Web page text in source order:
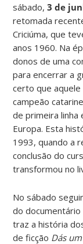
sábado,3 de
retomada
Criciúma, que
anos 1960. Na
donos de uma
para encerrar a
certo que
campeão
de primeira linha
Europa. Esta
1993, quando a
conclusão do
transformou no
No sábado
do documentário
traz a história
de ficção Dás